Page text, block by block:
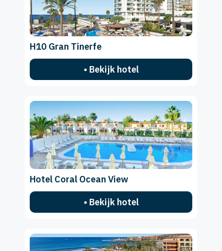
H10 Gran Tinerfe
• Bekijk hotel
Hotel Coral Ocean View
• Bekijk hotel